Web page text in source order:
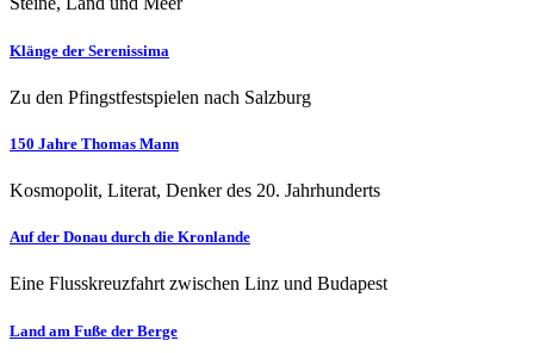
Klänge der Serenissima
Zu den Pfingstfestspielen nach Salzburg
150 Jahre Thomas Mann
Kosmopolit, Literat, Denker des 20. Jahrhunderts
Auf der Donau durch die Kronlande
Eine Flusskreuzfahrt zwischen Linz und Budapest
Land am Fuße der Berge